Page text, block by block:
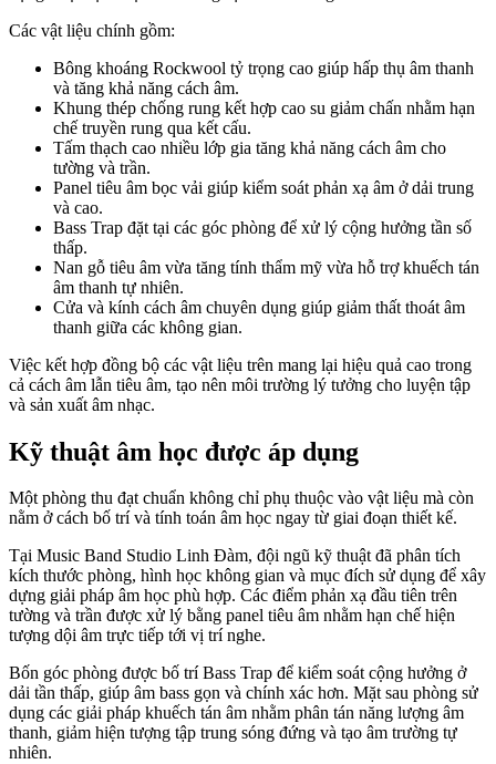
Các vật liệu chính gồm:
Bông khoáng Rockwool tỷ trọng cao giúp hấp thụ âm thanh
và tăng khả năng cách âm.
Khung thép chống rung kết hợp cao su giảm chấn nhằm hạn
chế truyền rung qua kết cấu.
Tấm thạch cao nhiều lớp gia tăng khả năng cách âm cho
tường và trần.
Panel tiêu âm bọc vải giúp kiểm soát phản xạ âm ở dải trung
và cao.
Bass Trap đặt tại các góc phòng để xử lý cộng hưởng tần số
thấp.
Nan gỗ tiêu âm vừa tăng tính thẩm mỹ vừa hỗ trợ khuếch tán
âm thanh tự nhiên.
Cửa và kính cách âm chuyên dụng giúp giảm thất thoát âm
thanh giữa các không gian.
Việc kết hợp đồng bộ các vật liệu trên mang lại hiệu quả cao trong
cả cách âm lẫn tiêu âm, tạo nên môi trường lý tưởng cho luyện tập
và sản xuất âm nhạc.
Kỹ thuật âm học được áp dụng
Một phòng thu đạt chuẩn không chỉ phụ thuộc vào vật liệu mà còn
nằm ở cách bố trí và tính toán âm học ngay từ giai đoạn thiết kế.
Tại Music Band Studio Linh Đàm, đội ngũ kỹ thuật đã phân tích
kích thước phòng, hình học không gian và mục đích sử dụng để xây
dựng giải pháp âm học phù hợp. Các điểm phản xạ đầu tiên trên
tường và trần được xử lý bằng panel tiêu âm nhằm hạn chế hiện
tượng dội âm trực tiếp tới vị trí nghe.
Bốn góc phòng được bố trí Bass Trap để kiểm soát cộng hưởng ở
dải tần thấp, giúp âm bass gọn và chính xác hơn. Mặt sau phòng sử
dụng các giải pháp khuếch tán âm nhằm phân tán năng lượng âm
thanh, giảm hiện tượng tập trung sóng đứng và tạo âm trường tự
nhiên.